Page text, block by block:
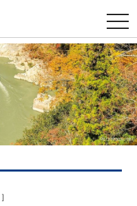
t
o
g
g
l
e
n
a
v
i
g
a
t
n
］